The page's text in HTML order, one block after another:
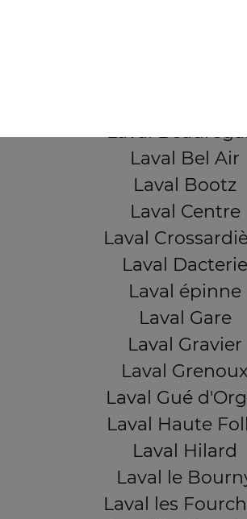
Laval
Laval Bel Air
Laval Bootz
Laval Centre
Laval
Laval Dacterie
Laval épinne
Laval Gare
Laval Gravier
Laval Grenoux
Laval Gué
Laval Haute
Laval Hilard
Laval le
Laval les